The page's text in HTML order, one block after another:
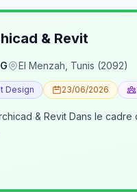
& Revit
El Menzah, Tunis (2092)
Design 23/06/2026
nous recherchons un(e) BIM